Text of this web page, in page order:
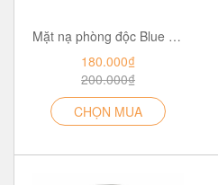
Mặt nạ phòng độc Blue Eagle NP 306 đã bao gồm phin lọc RC203
180.000₫
200.000₫
CHỌN MUA